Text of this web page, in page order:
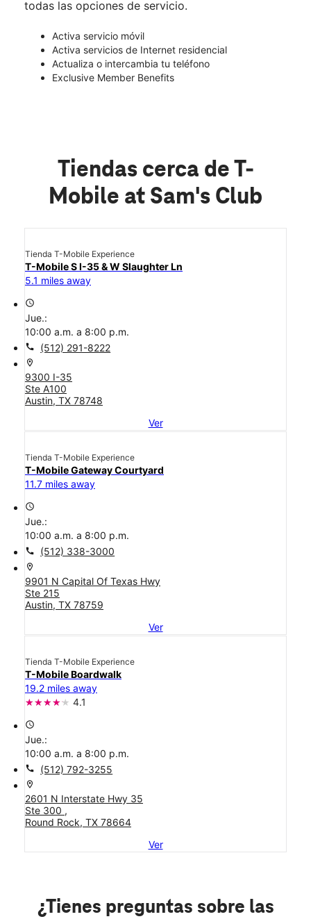
todas las opciones de servicio.
Activa servicio móvil
Activa servicios de Internet residencial
Actualiza o intercambia tu teléfono
Exclusive Member Benefits
Tiendas cerca de T-
Mobile at Sam's Club
Tienda T-Mobile Experience
T-Mobile S I-35 & W Slaughter Ln
5.1 miles away
access_time
Jue.:
10:00 a.m. a 8:00 p.m.
call (512) 291-8222
location_on
9300 I-35
Ste A100
Austin, TX 78748
Ver
Tienda T-Mobile Experience
T-Mobile Gateway Courtyard
11.7 miles away
access_time
Jue.:
10:00 a.m. a 8:00 p.m.
call (512) 338-3000
location_on
9901 N Capital Of Texas Hwy
Ste 215
Austin, TX 78759
Ver
Tienda T-Mobile Experience
T-Mobile Boardwalk
19.2 miles away
4.1
access_time
Jue.:
10:00 a.m. a 8:00 p.m.
call (512) 792-3255
location_on
2601 N Interstate Hwy 35
Ste 300 ,
Round Rock, TX 78664
Ver
¿Tienes preguntas sobre las